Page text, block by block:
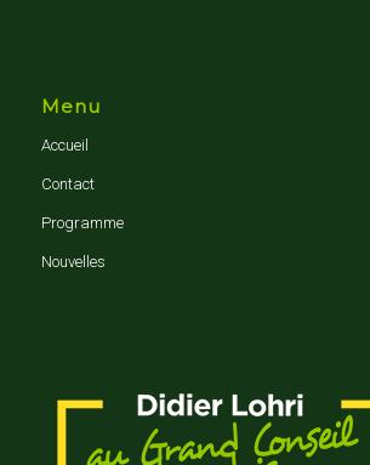
Menu
Accueil
Contact
Programme
Nouvelles